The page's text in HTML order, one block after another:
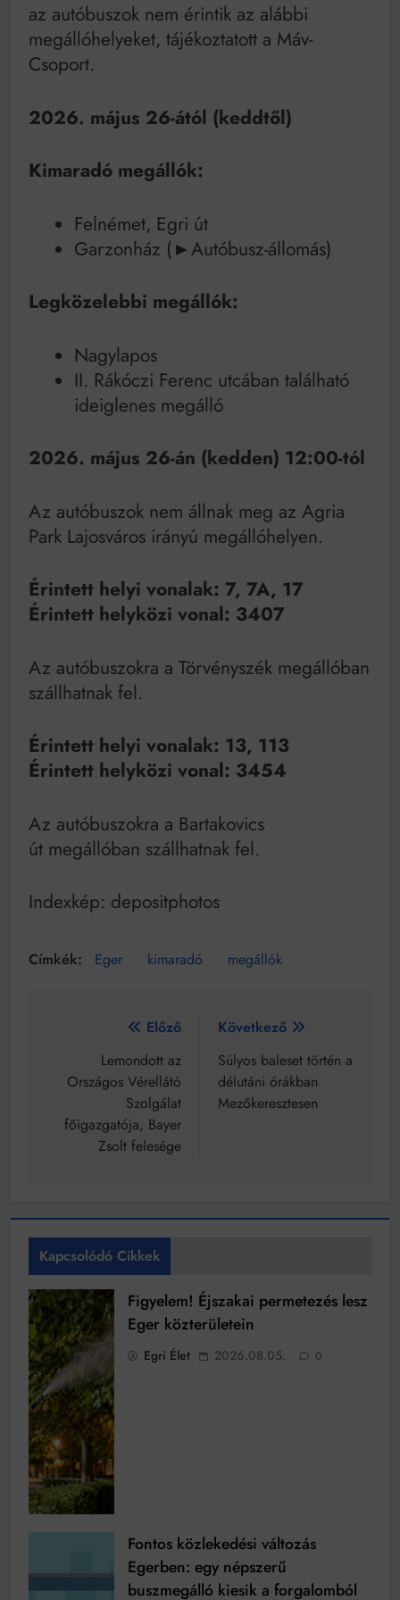
Mindenki a világot akarja uralni – de nem csak a 80-
as években
Bitumenes lapostetők: a bevált technológia akkor
működik, ha jól van felújítva
az autóbuszok nem érintik az alábbi
megállóhelyeket, tájékoztatott a Máv-
Csoport.
2026. május 26-ától (keddtől)
Kimaradó megállók:
Felnémet, Egri út
Garzonház (►Autóbusz-állomás)
Legközelebbi megállók:
Nagylapos
II. Rákóczi Ferenc utcában található
ideiglenes megálló
2026. május 26-án (kedden) 12:00-tól
Az autóbuszok nem állnak meg az Agria
Park Lajosváros irányú megállóhelyen.
Érintett helyi vonalak: 7, 7A, 17
Érintett helyközi vonal: 3407
Az autóbuszokra a Törvényszék megállóban
szállhatnak fel.
Érintett helyi vonalak: 13, 113
Érintett helyközi vonal: 3454
Az autóbuszokra a Bartakovics
út megállóban szállhatnak fel.
Indexkép: depositphotos
Eger kimaradó megállók
Bejegyzés
navigáció
Előző
Lemondott az
Országos Vérellátó
Szolgálat
főigazgatója, Bayer
Zsolt felesége
Következő
Súlyos baleset történ a
délutáni órákban
Mezőkeresztesen
Kapcsolódó Cikkek
Figyelem! Éjszakai permetezés lesz
Eger közterületein
Egri Élet 2026.08.05. 0
Fontos közlekedési változás
Egerben: egy népszerű
buszmegálló kiesik a forgalomból